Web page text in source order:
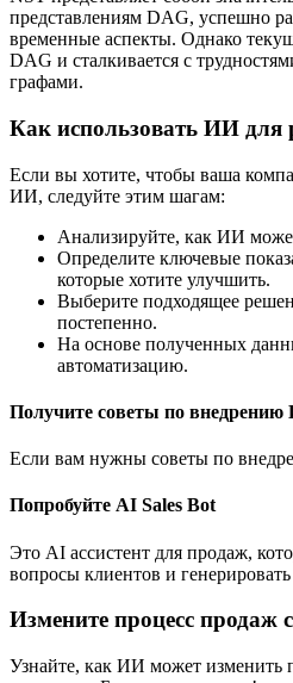
представлениям DAG, успешно
временные аспекты. Однако
DAG и сталкивается с
графами.
Как использовать ИИ для
Если вы хотите, чтобы ваша
ИИ, следуйте этим шагам:
Анализируйте, как ИИ
Определите ключевые
которые хотите улучшить.
Выберите подходящее
постепенно.
На основе полученных
автоматизацию.
Получите советы по
Если вам нужны советы по
Попробуйте AI Sales Bot
Это AI ассистент для продаж,
вопросы клиентов и
Измените процесс
Узнайте, как ИИ может изменить